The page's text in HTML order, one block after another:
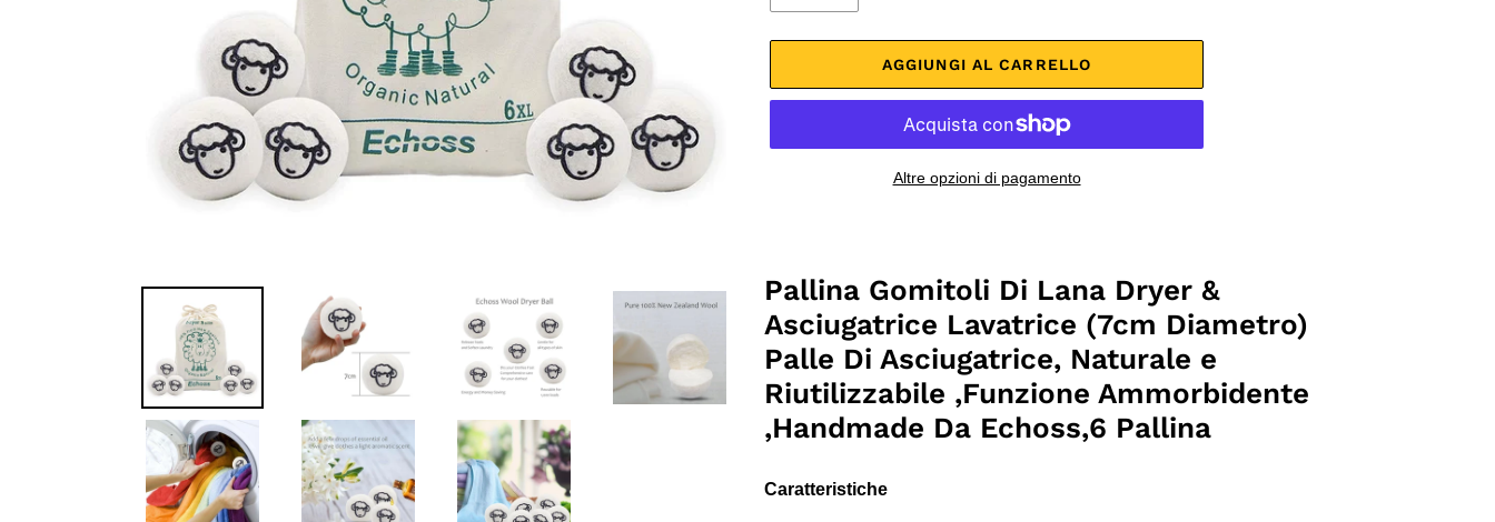
AGGIUNGI AL CARRELLO
Altre opzioni di pagamento
prodotto
nel
carrello
Pallina Gomitoli Di Lana Dryer &
Asciugatrice Lavatrice (7cm Diametro)
Palle Di Asciugatrice, Naturale e
Riutilizzabile ,Funzione Ammorbidente
,Handmade Da Echoss,6 Pallina
Caratteristiche